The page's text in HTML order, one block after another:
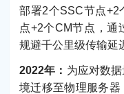
部署2个SSC节点+2
点+2个CM节点，通
规避千公里级传输延
2022年： 为应对数
境迁移至物理服务